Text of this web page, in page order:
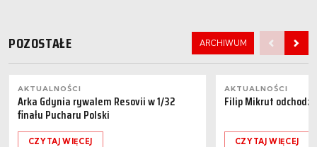
POZOSTAŁE ARCHIWUM
AKTUALNOŚCI
Arka Gdynia rywalem Resovii w 1/32
finału Pucharu Polski
CZYTAJ WIĘCEJ
AKTUALNOŚCI
Filip Mikrut
CZYTAJ WIĘCEJ